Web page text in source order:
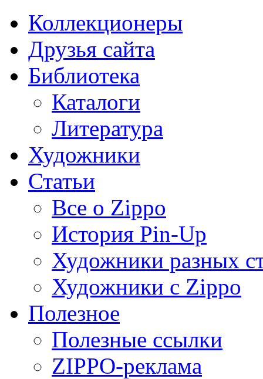
Коллекционеры
Друзья сайта
Библиотека
Каталоги
Литература
Художники
Статьи
Все о Zippo
История Pin-Up
Художники разных
Художники с Zippo
Полезное
Полезные ссылки
ZIPPO-реклама